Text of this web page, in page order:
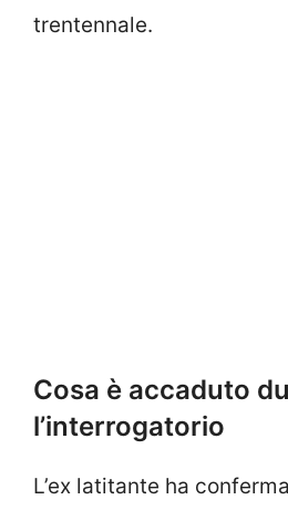
trentennale.
Cosa è accaduto
l’interrogatorio
L’ex latitante ha